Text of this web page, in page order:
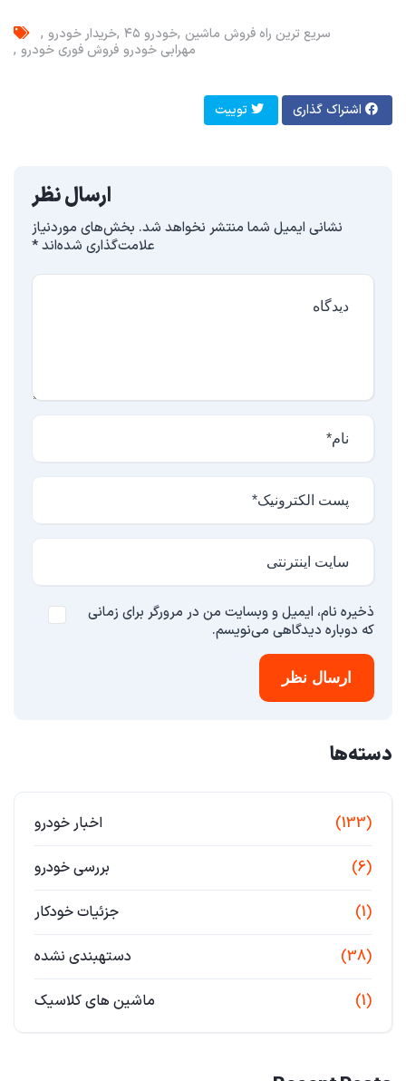
خریدار خودرو خودرو ۴۵ سریع ترین راه فروش ماشین
فروش فوری خودرو مهرابی خودرو
اشتراک گذاری توییت
ارسال نظر
نشانی ایمیل شما منتشر نخواهد شد. بخش‌های موردنیاز
علامت‌گذاری شده‌اند*
ذخیره نام، ایمیل و وبسایت من در مرورگر برای زمانی
که دوباره دیدگاهی می‌نویسم.
ارسال نظر
دسته‌ها
اخبار خودرو (133)
بررسی خودرو (6)
جزئیات خودکار (1)
دستهبندی نشده (38)
ماشین های کلاسیک (1)